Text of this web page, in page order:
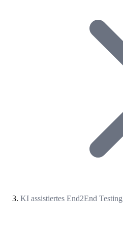
KI assistiertes End2End